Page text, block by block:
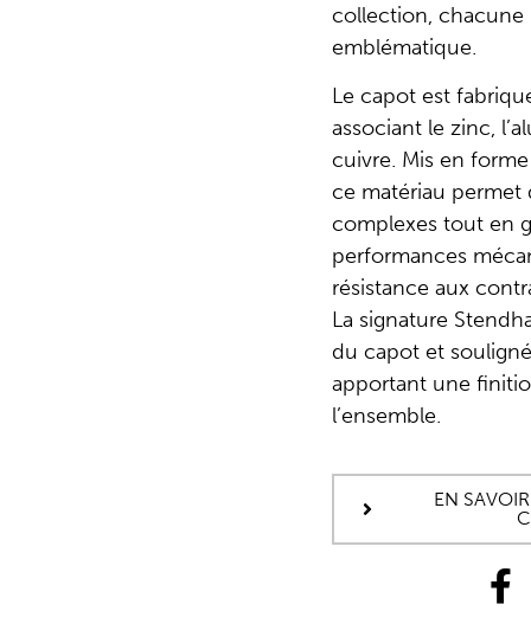
collection, chacune
emblématique.
Le capot est
associant le zinc,
cuivre. Mis en
ce matériau permet
complexes tout en
performances
résistance aux
La signature
du capot et
apportant une
l’ensemble.
EN